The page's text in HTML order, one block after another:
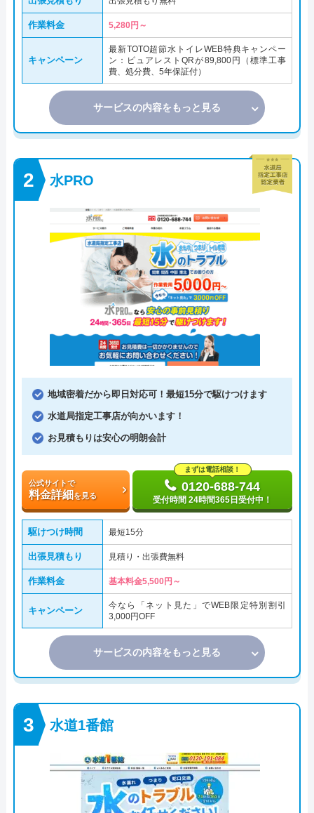
作業料金 5,280円～
キャンペーン
最新TOTO超節水トイレWEB特典キャンペー
ン：ピュアレストQRが89,800円（標準工事
費、処分費、5年保証付）
サービスの内容をもっと見る
水PRO
地域密着だから即日対応可！最短15分で駆けつけます
水道局指定工事店が向かいます！
お見積もりは安心の明朗会計
公式サイトで
料金詳細を見る
まずは電話相談！
0120-688-744
受付時間 24時間365日受付中！
駆けつけ時間 最短15分
出張見積もり 見積り・出張費無料
作業料金 基本料金5,500円～
キャンペーン
今なら「ネット見た」でWEB限定特別割引
3,000円OFF
サービスの内容をもっと見る
水道1番館